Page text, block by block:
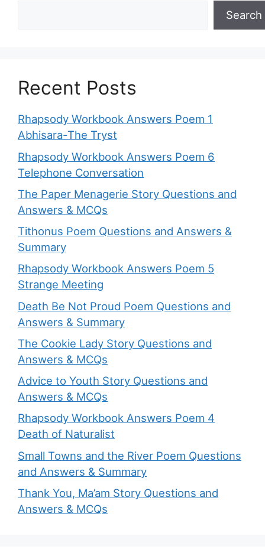
Search
Recent Posts
Rhapsody Workbook Answers Poem 1
Abhisara-The Tryst
Rhapsody Workbook Answers Poem 6
Telephone Conversation
The Paper Menagerie Story Questions and
Answers & MCQs
Tithonus Poem Questions and Answers &
Summary
Rhapsody Workbook Answers Poem 5
Strange Meeting
Death Be Not Proud Poem Questions and
Answers & Summary
The Cookie Lady Story Questions and
Answers & MCQs
Advice to Youth Story Questions and
Answers & MCQs
Rhapsody Workbook Answers Poem 4
Death of Naturalist
Small Towns and the River Poem Questions
and Answers & Summary
Thank You, Ma’am Story Questions and
Answers & MCQs